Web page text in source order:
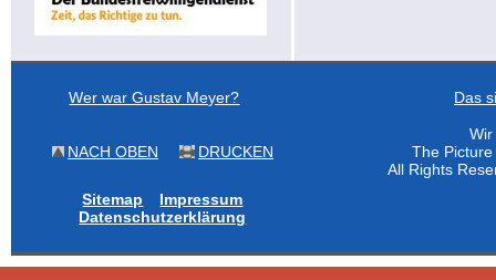
Wer war Gustav Meyer? Das
NACH OBEN DRUCKEN
The
All Rights
Sitemap
Impressum
Datenschutzerklärung